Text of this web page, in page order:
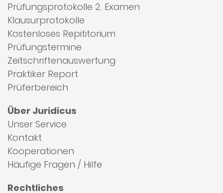
Prüfungsprotokolle 2. Examen
Klausurprotokolle
Kostenloses Repititorium
Prüfungstermine
Zeitschriftenauswertung
Praktiker Report
Prüferbereich
Über Juridicus
Unser Service
Kontakt
Kooperationen
Häufige Fragen / Hilfe
Rechtliches